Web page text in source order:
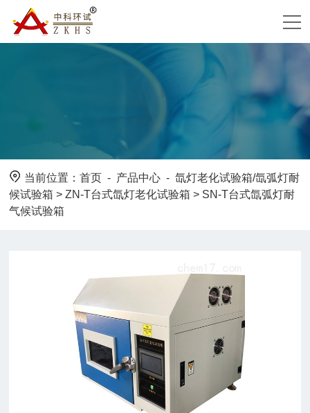
当前位置：首页 - 产品中心 -氙灯老化试验箱/氙弧灯耐
候试验箱 >ZN-T台式氙灯老化试验箱 > SN-T台式氙弧灯耐
气候试验箱